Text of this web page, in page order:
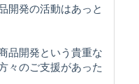
開発の活動はあっと
品開発という貴重な
々のご支援があった